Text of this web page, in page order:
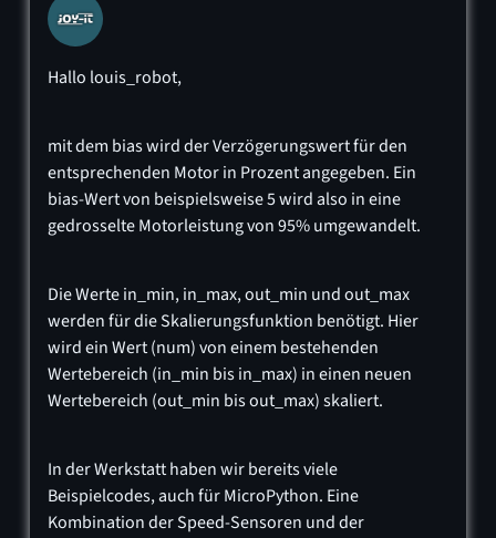
Hallo louis_robot,
mit dem bias wird der Verzögerungswert für den
entsprechenden Motor in Prozent angegeben. Ein
bias-Wert von beispielsweise 5 wird also in eine
gedrosselte Motorleistung von 95% umgewandelt.
Die Werte in_min, in_max, out_min und out_max
werden für die Skalierungsfunktion benötigt. Hier
wird ein Wert (num) von einem bestehenden
Wertebereich (in_min bis in_max) in einen neuen
Wertebereich (out_min bis out_max) skaliert.
In der Werkstatt haben wir bereits viele
Beispielcodes, auch für MicroPython. Eine
Kombination der Speed-Sensoren und der